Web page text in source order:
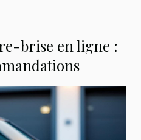
brise en ligne :